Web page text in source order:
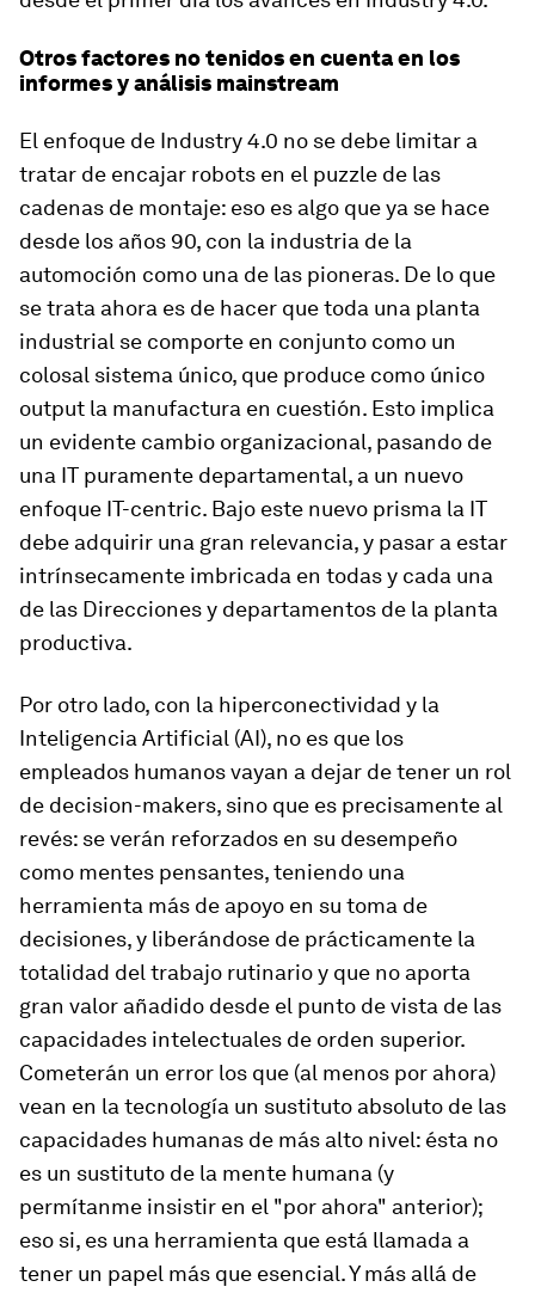
Otros factores no tenidos en cuenta en los
informes y análisis mainstream
El enfoque de Industry 4.0 no se debe limitar a
tratar de encajar robots en el puzzle de las
cadenas de montaje: eso es algo que ya se hace
desde los años 90, con la industria de la
automoción como una de las pioneras. De lo que
se trata ahora es de hacer que toda una planta
industrial se comporte en conjunto como un
colosal sistema único, que produce como único
output la manufactura en cuestión. Esto implica
un evidente cambio organizacional, pasando de
una IT puramente departamental, a un nuevo
enfoque IT-centric. Bajo este nuevo prisma la IT
debe adquirir una gran relevancia, y pasar a estar
intrínsecamente imbricada en todas y cada una
de las Direcciones y departamentos de la planta
productiva.
Por otro lado, con la hiperconectividad y la
Inteligencia Artificial (AI), no es que los
empleados humanos vayan a dejar de tener un rol
de decision-makers, sino que es precisamente al
revés: se verán reforzados en su desempeño
como mentes pensantes, teniendo una
herramienta más de apoyo en su toma de
decisiones, y liberándose de prácticamente la
totalidad del trabajo rutinario y que no aporta
gran valor añadido desde el punto de vista de las
capacidades intelectuales de orden superior.
Cometerán un error los que (al menos por ahora)
vean en la tecnología un sustituto absoluto de las
capacidades humanas de más alto nivel: ésta no
es un sustituto de la mente humana (y
permítanme insistir en el "por ahora" anterior);
eso si, es una herramienta que está llamada a
tener un papel más que esencial. Y más allá de